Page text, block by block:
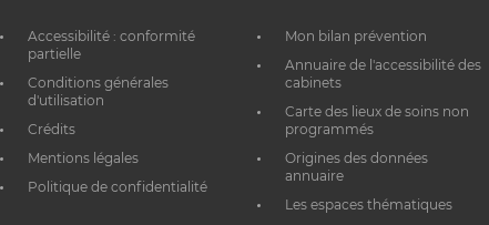
Accessibilité : conformité
partielle
Conditions générales
d'utilisation
Crédits
Mentions légales
Politique de confidentialité
Mon bilan prévention
Annuaire de l'accessibilité des
cabinets
Carte des lieux de soins non
programmés
Origines des données
annuaire
Les espaces thématiques